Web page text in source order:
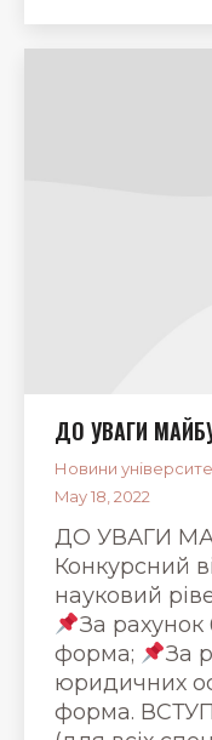
ДО УВАГИ
Новини
May 18, 2022
ДО УВАГИ
Конкурсний
науковий
За
форма;
За
юридичних
форма.